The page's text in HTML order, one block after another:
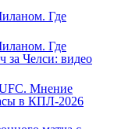
Где
Мнение
Где
за Челси: видео
в КПЛ-2026